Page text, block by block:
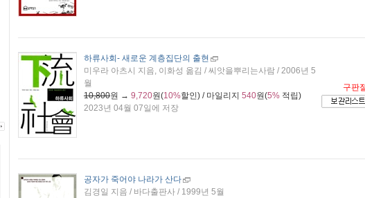
하류사회 - 새로운 계층집단의 출현
미우라 아츠시 지음, 이화성 옮김 / 씨앗을뿌리는사람 / 2006년 5
월
10,800원 → 9,720원(10%할인) / 마일리지 540원(5% 적립)
2023년 04월 07일에 저장
구판
공자가 죽어야 나라가 산다
김경일 지음 / 바다출판사 / 1999년 5월